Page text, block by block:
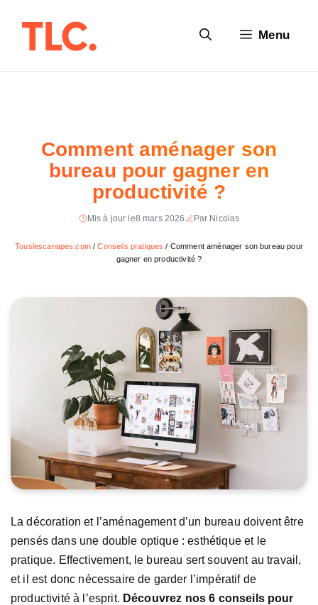
Menu
Comment aménager son
bureau pour gagner en
productivité ?
Mis à jour le8 mars 2026 Par Nicolas
Touslescanapes.com/Conseils pratiques / Comment aménager son bureau pour
gagner en productivité ?
La décoration et l’aménagement d’un bureau doivent être
pensés dans une double optique : esthétique et le
pratique. Effectivement, le bureau sert souvent au travail,
et il est donc nécessaire de garder l’impératif de
productivité à l’esprit. Découvrez nos 6 conseils pour